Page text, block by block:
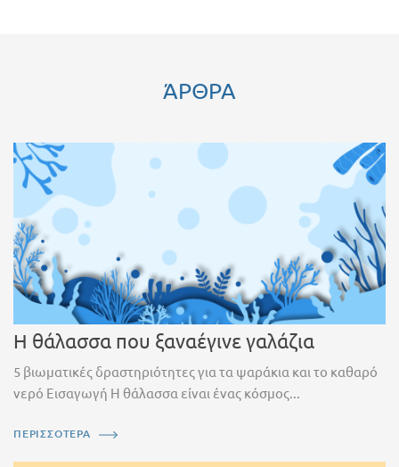
ΆΡΘΡΑ
Η θάλασσα που ξαναέγινε γαλάζια
5 βιωματικές δραστηριότητες για τα ψαράκια και το καθαρό
νερό Εισαγωγή Η θάλασσα είναι ένας κόσμος...
ΠΕΡΙΣΣΟΤΕΡΑ